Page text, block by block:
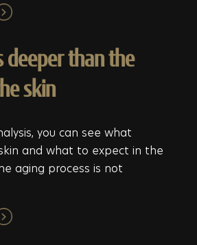
deeper than the
skin
you can see what
and what to expect in the
aging process is not